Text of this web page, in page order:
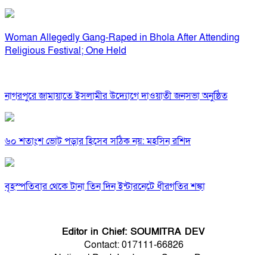
Woman Allegedly Gang-Raped in Bhola After Attending
Religious Festival; One Held
নাগরপুরে জামায়াতে ইসলামীর উদ্যোগে দাওয়াতী জনসভা অনুষ্ঠিত
৬০ শতাংশ ভোট পড়ার হিসেব সঠিক নয়: মহসিন রশিদ
বৃহস্পতিবার থেকে টানা তিন দিন ইন্টারনেটে ধীরগতির শঙ্কা
Editor in Chief: SOUMITRA DEV
Contact: 017111-66826